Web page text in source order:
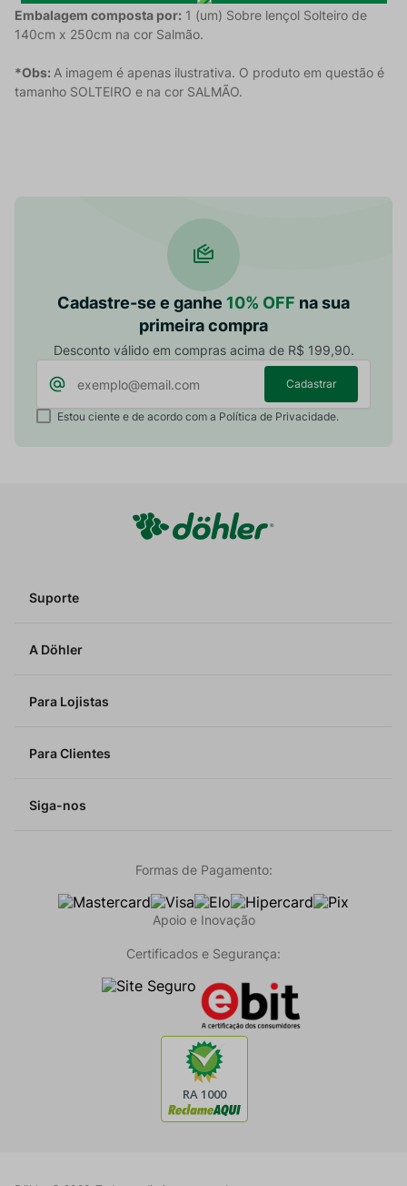
Embalagem composta por: 1 (um) Sobre lençol Solteiro de
140cm x 250cm na cor Salmão.
*Obs: A imagem é apenas ilustrativa. O produto em questão é
tamanho SOLTEIRO e na cor SALMÃO.
Cadastre-se e ganhe 10% OFF na sua
primeira compra
Desconto válido em compras acima de R$ 199,90.
Cadastrar
Estou ciente e de acordo com a Política de Privacidade.
Suporte
A Döhler
Para Lojistas
Para Clientes
Siga-nos
Formas de Pagamento:
Apoio e Inovação
Certificados e Segurança: